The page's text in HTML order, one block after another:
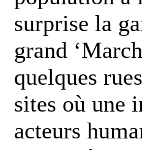
surprise la
grand
quelques
sites où une
acteurs